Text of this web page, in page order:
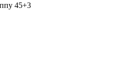
45+3